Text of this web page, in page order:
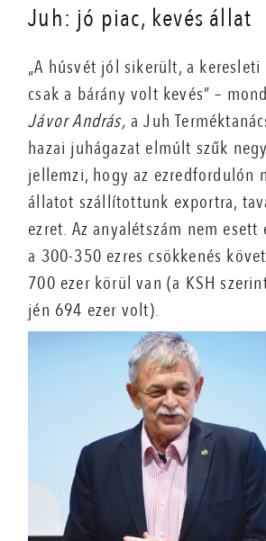
Juh: jó piac, kevés állat
„A húsvét jól sikerült, a
csak a bárány volt kevés” –
Jávor András, a Juh
hazai juhágazat elmúlt szűk
jellemzi, hogy az ezredfordulón
állatot szállítottunk exportra,
ezret. Az anyalétszám nem esett
a 300-350 ezres csökkenés
700 ezer körül van (a KSH
jén 694 ezer volt).